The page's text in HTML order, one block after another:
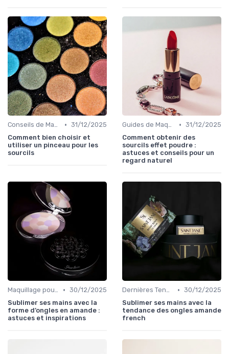
Conseils de Maquilleurs Professionnels • 31/12/2025
Comment bien choisir et
utiliser un pinceau pour les
sourcils
Guides de Maquillage Quotidien • 31/12/2025
Comment obtenir des
sourcils effet poudre :
astuces et conseils pour un
regard naturel
Maquillage pour Occasions Spéciales • 30/12/2025
Sublimer ses mains avec la
forme d’ongles en amande :
astuces et inspirations
Dernières Tendances Maquillage • 30/12/2025
Sublimer ses mains avec la
tendance des ongles amande
french